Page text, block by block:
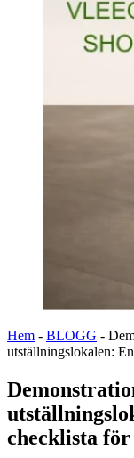
Hem - BLOGG -
utställningslokalen:
checklista